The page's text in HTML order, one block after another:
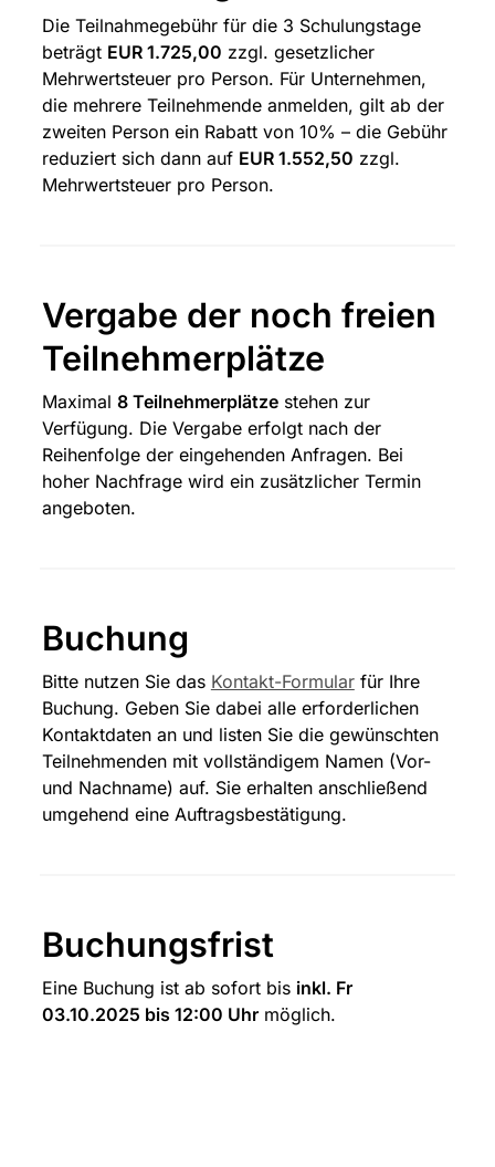
Die Teilnahmegebühr für die 3 Schulungstage
beträgt EUR 1.725,00 zzgl. gesetzlicher
Mehrwertsteuer pro Person. Für Unternehmen,
die mehrere Teilnehmende anmelden, gilt ab der
zweiten Person ein Rabatt von 10% – die Gebühr
reduziert sich dann auf EUR 1.552,50 zzgl.
Mehrwertsteuer pro Person.
Vergabe der noch freien
Teilnehmerplätze
Maximal 8 Teilnehmerplätze stehen zur
Verfügung. Die Vergabe erfolgt nach der
Reihenfolge der eingehenden Anfragen. Bei
hoher Nachfrage wird ein zusätzlicher Termin
angeboten.
Buchung
Bitte nutzen Sie das Kontakt-Formular für Ihre
Buchung. Geben Sie dabei alle erforderlichen
Kontaktdaten an und listen Sie die gewünschten
Teilnehmenden mit vollständigem Namen (Vor-
und Nachname) auf. Sie erhalten anschließend
umgehend eine Auftragsbestätigung.
Buchungsfrist
Eine Buchung ist ab sofort bis inkl. Fr
03.10.2025 bis 12:00 Uhr möglich.